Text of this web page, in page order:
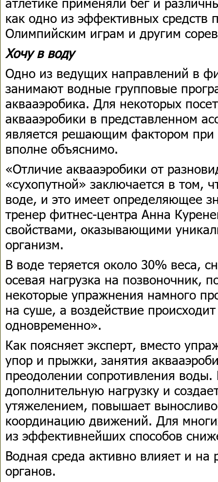
как одно из эффективных средств
Олимпийским играм и другим
Хочу в воду
Одно из ведущих направлений в
занимают водные групповые
аквааэробика. Для некоторых
аквааэробики в представленном
является решающим фактором при
вполне объяснимо.
«Отличие аквааэробики от
«сухопутной» заключается в том,
воде, и это имеет определяющее
тренер фитнес-центра Анна
свойствами, оказывающими
организм.
В воде теряется около 30% веса,
осевая нагрузка на позвоночник,
некоторые упражнения намного
на суше, а воздействие
одновременно».
Как поясняет эксперт, вместо
упор и прыжки, занятия
преодолении сопротивления воды.
дополнительную нагрузку и
утяжелением, повышает
координацию движений. Для
из эффективнейших способов
Водная среда активно влияет и на
органов.